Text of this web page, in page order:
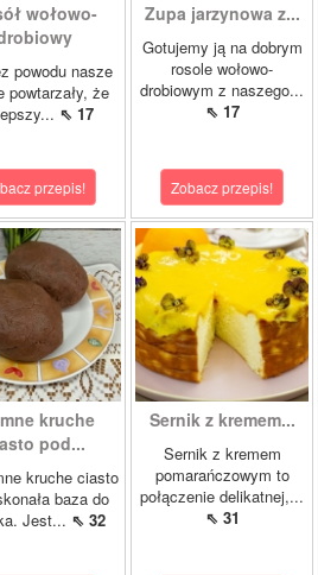
wołowo-
powodu nasze
powtarzały, że
⇖ 17
przepis!
Zupa jarzynowa z...
Gotujemy ją na dobrym
rosole wołowo-
drobiowym z naszego...
⇖ 17
Zobacz przepis!
kruche
pod...
kruche ciasto
baza do
Jest... ⇖ 32
Sernik z kremem...
Sernik z kremem
pomarańczowym to
połączenie delikatnej,...
⇖ 31